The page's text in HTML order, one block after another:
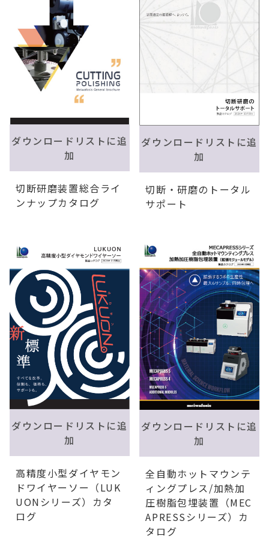
ダウンロードリストに追
加
切断研磨装置総合ライ
ンナップカタログ
ダウンロードリストに追
加
切断・研磨のトータル
サポート
ダウンロードリストに追
加
高精度小型ダイヤモン
ドワイヤーソー（LUK
UONシリーズ）カタ
ログ
ダウンロードリストに追
加
全自動ホットマウンテ
ィングプレス/加熱加
圧樹脂包埋装置（MEC
APRESSシリーズ）カ
タログ